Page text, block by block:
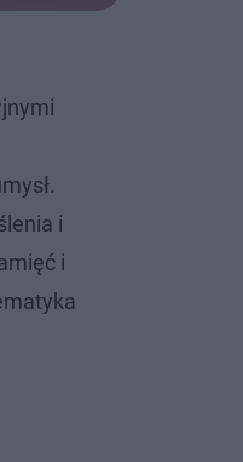
i
i